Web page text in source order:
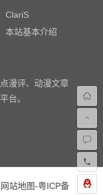
ClariS
本站基本介绍
漫评、动漫文章
台。